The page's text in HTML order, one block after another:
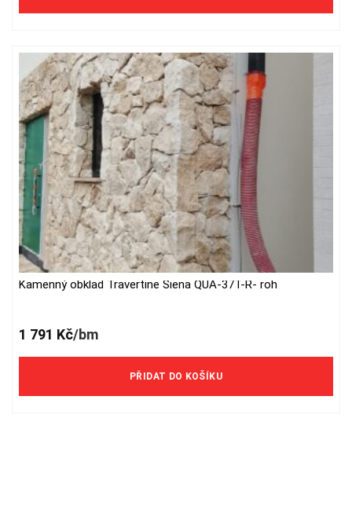
Kamenný obklad Travertine Siena QUA-37T-R- roh
1 791 Kč/bm
PŘIDAT DO KOŠÍKU